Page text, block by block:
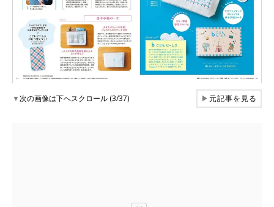
▼次の画像は下へスクロール (3/37) ▶元記事を見る